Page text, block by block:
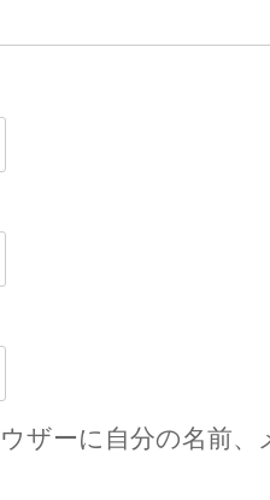
ザーに自分の名前、